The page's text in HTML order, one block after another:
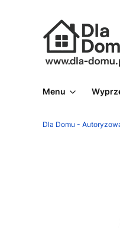
Menu
Dla Domu -